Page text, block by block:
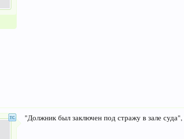
"Должник был заключен под стражу в зале